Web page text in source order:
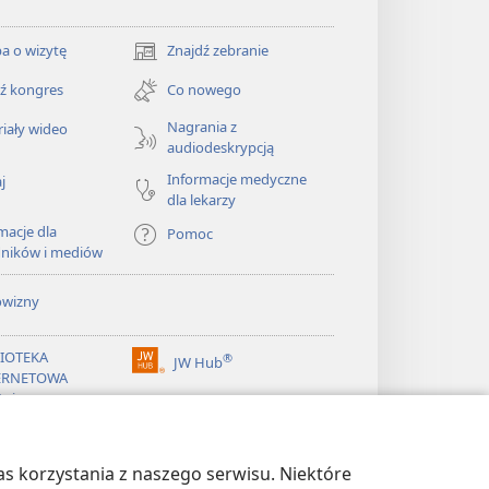
korzystania z naszego serwisu. Niektóre
o wizytę Znajdź zebranie
(opens
new
window)
kongres
Co nowego
wideo
Nagrania z
audiodeskrypcją
Informacje medyczne
dla lekarzy
dla
i mediów
Pomoc
JW Hub®
(opens
new